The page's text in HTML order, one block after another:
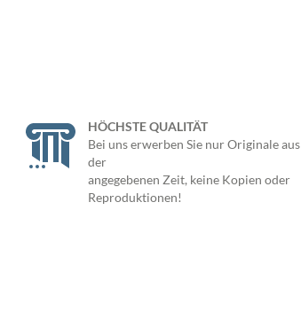
HÖCHSTE QUALITÄT
Bei uns erwerben Sie nur Originale aus
der
angegebenen Zeit, keine Kopien oder
Reproduktionen!